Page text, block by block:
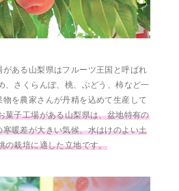
ある山梨県はフルーツ王国と呼ばれ
、さくらんぼ、桃、ぶどう、柿など一
を農家さんが丹精を込めて生産して
菓子工場がある山梨県は、盆地特有の
暖差が大きい気候、水はけのよい土
の栽培に適した立地です。